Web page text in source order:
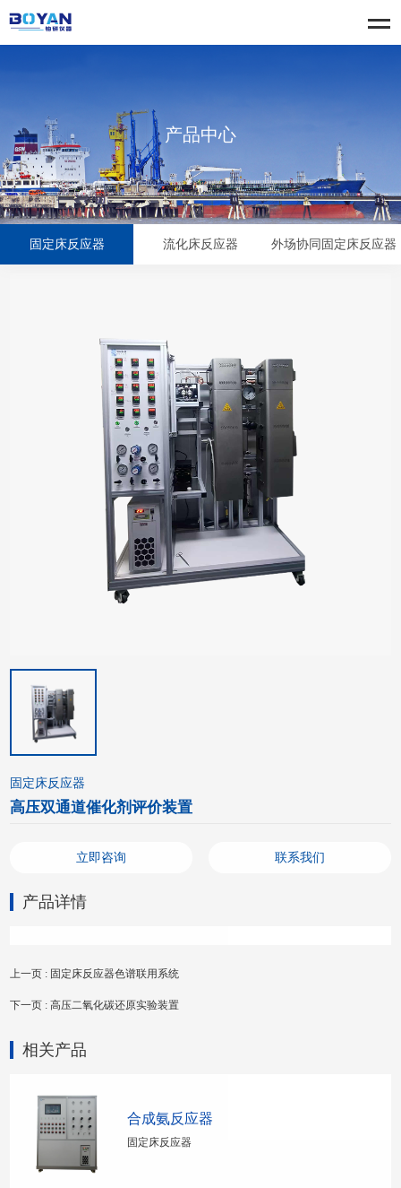
产品中心
固定床反应器 流化床反应器 外场协同固定床反应器
固定床反应器
高压双通道催化剂评价装置
立即咨询 联系我们
相关产品
合成氨反应器
固定床反应器
产品详情
上一页 : 固定床反应器色谱联用系统
下一页 : 高压二氧化碳还原实验装置